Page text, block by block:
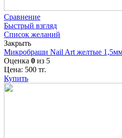
Сравнение
Быстрый взгляд
Список желаний
Закрыть
Микробраши Nail Art желтые
Оценка 0 из 5
Цена: 500 тг.
Купить